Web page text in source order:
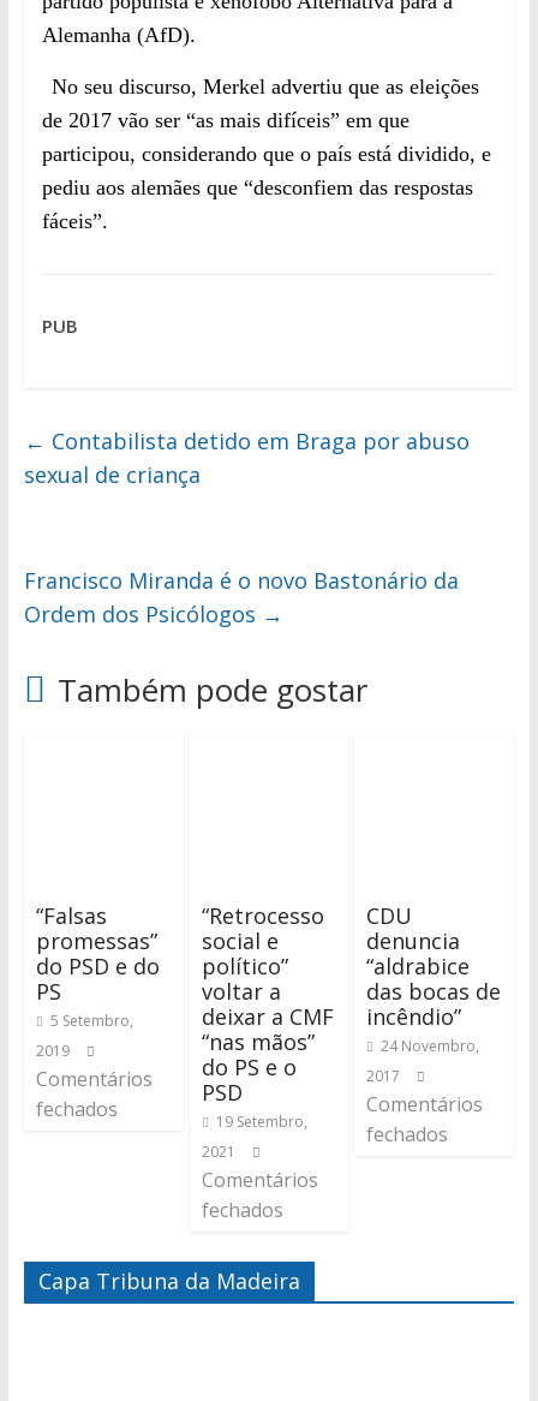
Alemanha (AfD).
No seu discurso, Merkel advertiu que as eleições
de 2017 vão ser “as mais difíceis” em que
participou, considerando que o país está dividido, e
pediu aos alemães que “desconfiem das respostas
fáceis”.
PUB
← Contabilista detido em Braga por abuso
sexual de criança
Francisco Miranda é o novo Bastonário da
Ordem dos Psicólogos →
Também pode gostar
“Falsas
promessas”
do PSD e do
PS
5 Setembro,
2019
Comentários
fechados
“Retrocesso
social e
político”
voltar a
deixar a CMF
“nas mãos”
do PS e o
PSD
19 Setembro,
2021
Comentários
fechados
CDU
denuncia
“aldrabice
das bocas de
incêndio”
24 Novembro,
2017
Comentários
fechados
Capa Tribuna da Madeira